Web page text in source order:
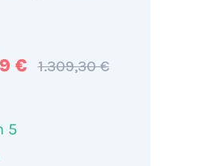
€ 1.309,30 €
5